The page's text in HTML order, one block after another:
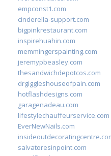
empconst1.com
cinderella-support.com
bigpinkrestaurant.com
inspirehuahin.com
memmingerspainting.com
jeremypbeasley.com
thesandwichdepotcos.com
drgiggleshouseofpain.com
hotflashdesigns.com
garagenadeau.com
lifestylechauffeurservice.com
EverNewNails.com
salvatoresinpoint.com